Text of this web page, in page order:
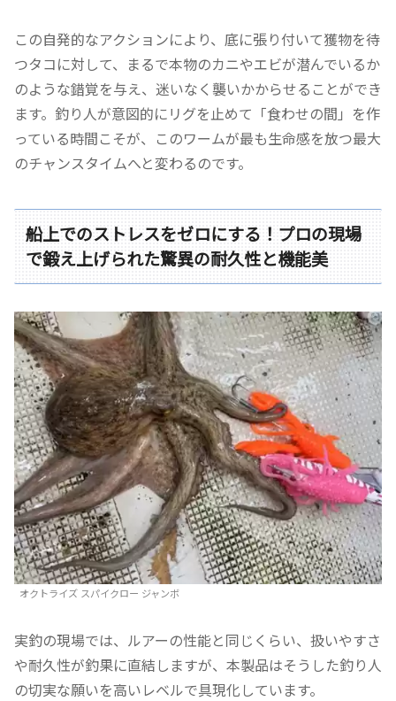
この自発的なアクションにより、底に張り付いて獲物を待
つタコに対して、まるで本物のカニやエビが潜んでいるか
のような錯覚を与え、迷いなく襲いかからせることができ
ます。釣り人が意図的にリグを止めて「食わせの間」を作
っている時間こそが、このワームが最も生命感を放つ最大
のチャンスタイムへと変わるのです。
船上でのストレスをゼロにする！プロの現場
で鍛え上げられた驚異の耐久性と機能美
オクトライズ スパイクロー ジャンボ
実釣の現場では、ルアーの性能と同じくらい、扱いやすさ
や耐久性が釣果に直結しますが、本製品はそうした釣り人
の切実な願いを高いレベルで具現化しています。